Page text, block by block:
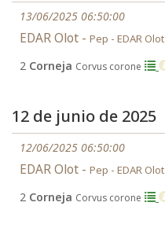
13/06/2025 06:50:00
EDAR Olot - Pep - EDAR Olot
2 Corneja Corvus corone
12 de junio de 2025
12/06/2025 06:50:00
EDAR Olot - Pep - EDAR Olot
2 Corneja Corvus corone